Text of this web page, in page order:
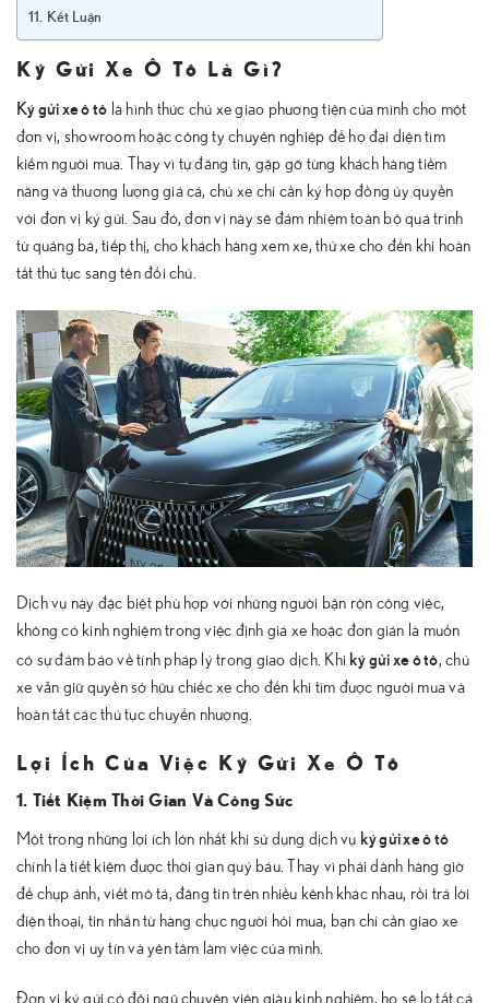
Kết Luận
Ký Gửi Xe Ô Tô Là Gì?
Ký gửi xe ô tô là hình thức chủ xe giao phương tiện của mình cho một
đơn vị, showroom hoặc công ty chuyên nghiệp để họ đại diện tìm
kiếm người mua. Thay vì tự đăng tin, gặp gỡ từng khách hàng tiềm
năng và thương lượng giá cả, chủ xe chỉ cần ký hợp đồng ủy quyền
với đơn vị ký gửi. Sau đó, đơn vị này sẽ đảm nhiệm toàn bộ quá trình
từ quảng bá, tiếp thị, cho khách hàng xem xe, thử xe cho đến khi hoàn
tất thủ tục sang tên đổi chủ.
Dịch vụ này đặc biệt phù hợp với những người bận rộn công việc,
không có kinh nghiệm trong việc định giá xe hoặc đơn giản là muốn
có sự đảm bảo về tính pháp lý trong giao dịch. Khi ký gửi xe ô tô, chủ
xe vẫn giữ quyền sở hữu chiếc xe cho đến khi tìm được người mua và
hoàn tất các thủ tục chuyển nhượng.
Lợi Ích Của Việc Ký Gửi Xe Ô Tô
1. Tiết Kiệm Thời Gian Và Công Sức
Một trong những lợi ích lớn nhất khi sử dụng dịch vụ ký gửi xe ô tô
chính là tiết kiệm được thời gian quý báu. Thay vì phải dành hàng giờ
để chụp ảnh, viết mô tả, đăng tin trên nhiều kênh khác nhau, rồi trả lời
điện thoại, tin nhắn từ hàng chục người hỏi mua, bạn chỉ cần giao xe
cho đơn vị uy tín và yên tâm làm việc của mình.
Đơn vị ký gửi có đội ngũ chuyên viên giàu kinh nghiệm, họ sẽ lo tất cả